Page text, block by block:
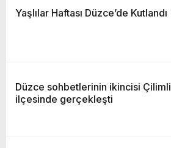
Yaşlılar Haftası Düzce’de Kutlandı
Düzce sohbetlerinin ikincisi Çilimli
ilçesinde gerçekleşti